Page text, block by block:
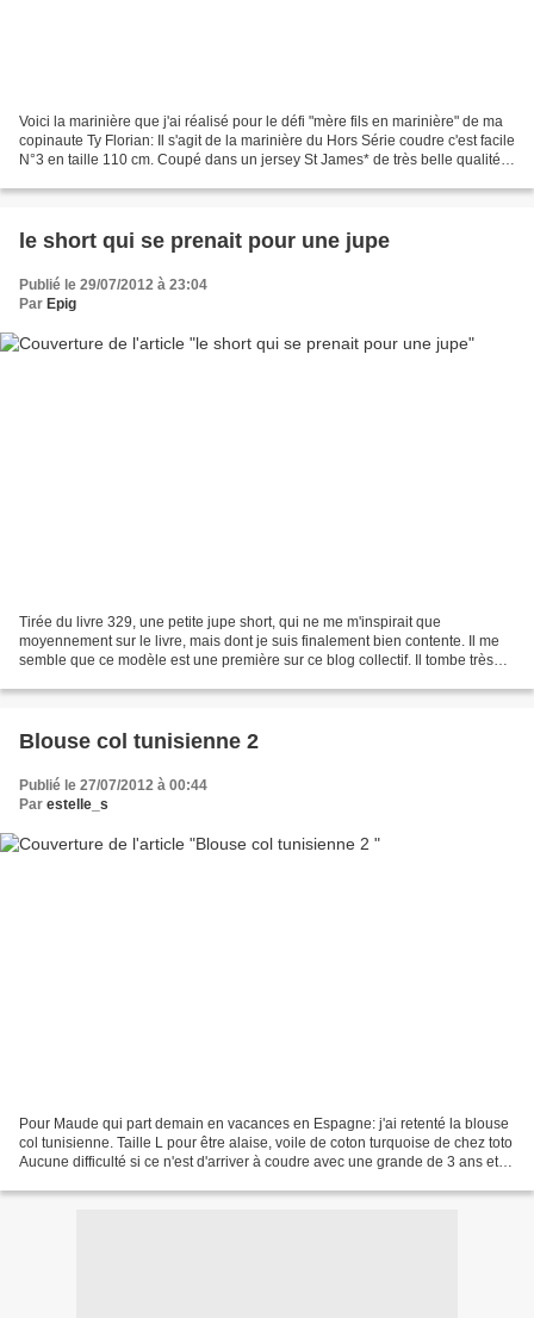
Voici la marinière que j'ai réalisé pour le défi "mère fils en marinière" de ma
copinaute Ty Florian: Il s'agit de la marinière du Hors Série coudre c'est facile
N°3 en taille 110 cm. Coupé dans un jersey St James* de très belle qualité
le short qui se prenait pour une jupe
Publié le 29/07/2012 à 23:04
Par Epig
Tirée du livre 329, une petite jupe short, qui ne me m'inspirait que
moyennement sur le livre, mais dont je suis finalement bien contente. Il me
semble que ce modèle est une première sur ce blog collectif. Il tombe très
Blouse col tunisienne 2
Publié le 27/07/2012 à 00:44
Par estelle_s
Pour Maude qui part demain en vacances en Espagne: j'ai retenté la blouse
col tunisienne. Taille L pour être alaise, voile de coton turquoise de chez toto
Aucune difficulté si ce n'est d'arriver à coudre avec une grande de 3 ans et